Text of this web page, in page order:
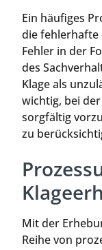
Ein häufiges
die fehlerhafte
Fehler in der
des
Klage als
wichtig, bei
sorgfältig
zu
Mit der
Reihe von